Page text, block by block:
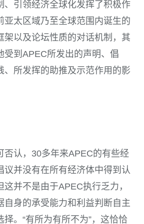
、引领经济全球化发挥了积极作
亚太区域乃至全球范围内诞生的
架以及论坛性质的对话机制，其
受到 APEC所发出的声明、倡
、所发挥的助推及示范作用的影
认， 30多年来APEC的有些经
议并没有在所有经济体中得到认
这并不是由于APEC执行乏力，
自身的承受能力和利益判断自主
择。“有所为有所不为”，这恰恰